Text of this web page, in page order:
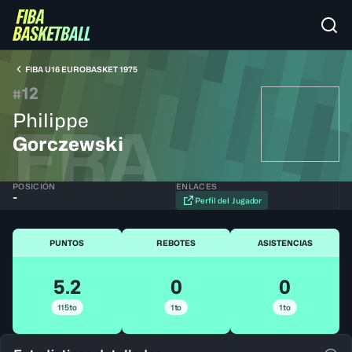
FIBA U16 EUROBASKET 1975
#12
Philippe
Gorczewski
FRA
POSICIÓN
-
ENLACES
Perfil del Jugador
PUNTOS
5.2
115to
REBOTES
0
1to
ASISTENCIAS
0
1to